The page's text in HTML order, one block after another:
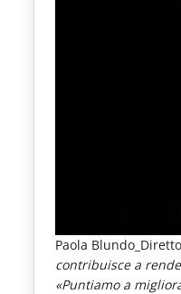
Paola
contribuisce a
«Puntiamo a